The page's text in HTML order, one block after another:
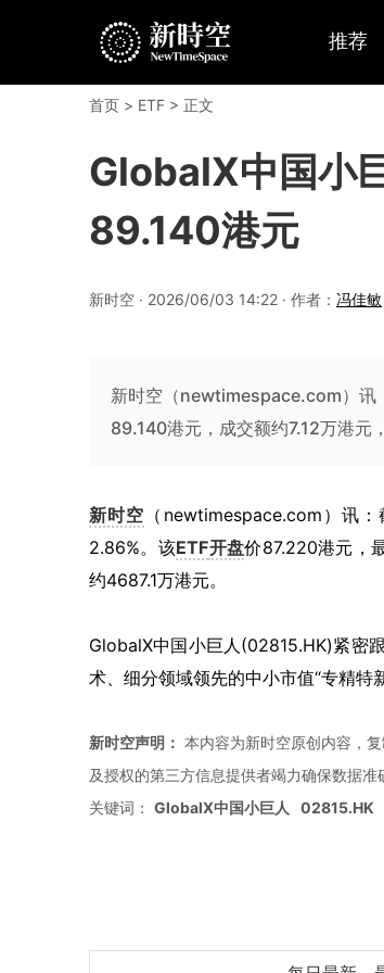
推荐
首页 > ETF > 正文
GlobalX中国小
89.140港元
新时空 · 2026/06/03 14:22 · 作者： 冯佳敏
新时空（newtimespace.com）讯
89.140港元，成交额约7.12万港元
新时空 （newtimespace.com）讯
2.86%。该ETF开盘价87.220港元，
约4687.1万港元。
GlobalX中国小巨人(02815.HK)紧密
术、细分领域领先的中小市值“专精特
新时空声明： 本内容为新时空原创内容，
及授权的第三方信息提供者竭力确保数据
关键词： GlobalX中国小巨人 02815.HK